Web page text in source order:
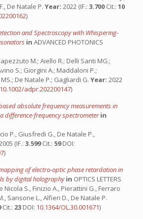
De Natale P. Year: 2022 (IF.: 3.700 Cit.: 10
)
and Spectroscopy with Whispering-
in ADVANCED PHOTONICS
M.; Aiello R.; Delli Santi MG.;
S.; Giorgini A.; Maddaloni P.;
De Natale P.; Gagliardi G. Year: 2022
10.1002/adpr.202200147)
absolute frequency measurements in
difference-frequency spectrometerin
P., Giusfredi G., De Natale P.,
(IF.: 3.599Cit.: 59DOI:
)
of electro-optic phase retardation in
by digital holographyin OPTICS LETTERS
Nicola S., Finizio A., Pierattini G., Ferraro
Sansone L., Alfieri D., De Natale P.
Cit.: 23 DOI: 10.1364/OL.30.001671)